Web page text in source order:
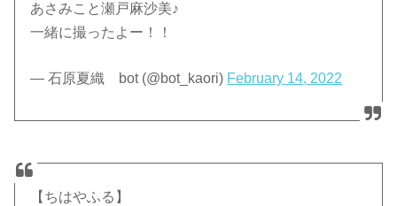
あさみこと瀬戸麻沙美♪
一緒に撮ったよー！！
— 石原夏織 bot (@bot_kaori) February 14, 2022
【ちはやふる】